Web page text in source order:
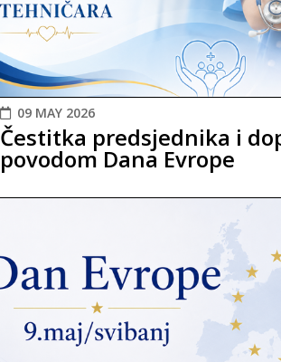
09 MAY 2026
Čestitka predsjednika i
povodom Dana Evrope